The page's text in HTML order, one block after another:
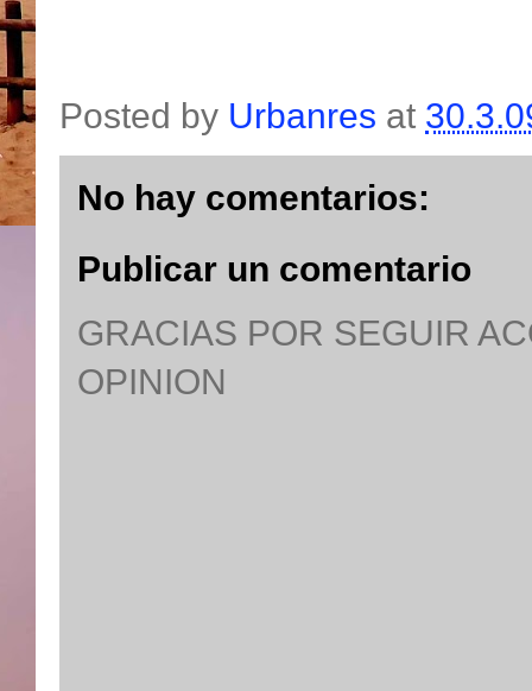
Posted by Urbanres at
No hay comentarios:
Publicar un comentario
GRACIAS POR SEGUIR
OPINION